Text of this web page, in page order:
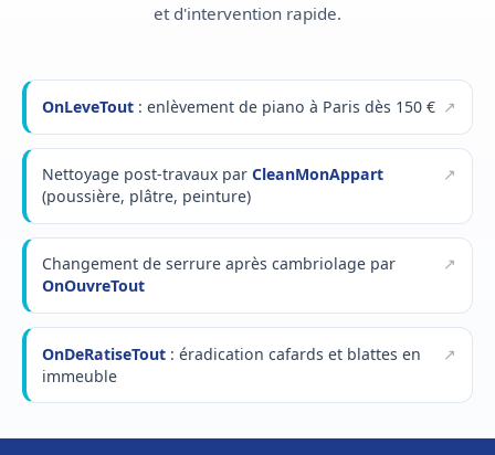
et d'intervention rapide.
OnLeveTout: enlèvement de piano à Paris dès 150 €
Nettoyage post-travaux par CleanMonAppart
(poussière, plâtre, peinture)
Changement de serrure après cambriolage par
OnOuvreTout
OnDeRatiseTout: éradication cafards et blattes en
immeuble